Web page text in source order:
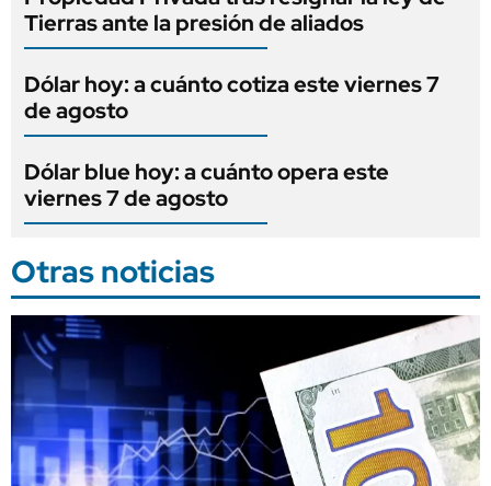
Tierras ante la presión de aliados
Dólar hoy: a cuánto cotiza este viernes 7
de agosto
Dólar blue hoy: a cuánto opera este
viernes 7 de agosto
Otras noticias